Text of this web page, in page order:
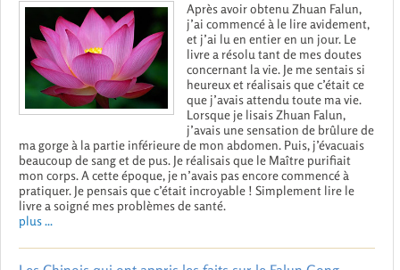
Après avoir obtenu Zhuan Falun,
j’ai commencé à le lire avidement,
et j’ai lu en entier en un jour. Le
livre a résolu tant de mes doutes
concernant la vie. Je me sentais si
heureux et réalisais que c’était ce
que j’avais attendu toute ma vie.
Lorsque je lisais Zhuan Falun,
j’avais une sensation de brûlure de
ma gorge à la partie inférieure de mon abdomen. Puis, j’évacuais
beaucoup de sang et de pus. Je réalisais que le Maître purifiait
mon corps. A cette époque, je n’avais pas encore commencé à
pratiquer. Je pensais que c’était incroyable ! Simplement lire le
livre a soigné mes problèmes de santé.
plus ...